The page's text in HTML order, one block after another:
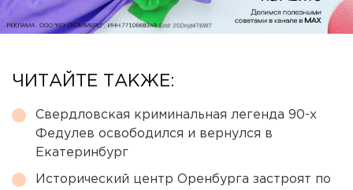
ЧИТАЙТЕ ТАКЖЕ:
Свердловская криминальная легенда 90-х
Федулев освободился и вернулся в
Екатеринбург
Исторический центр Оренбурга застроят по